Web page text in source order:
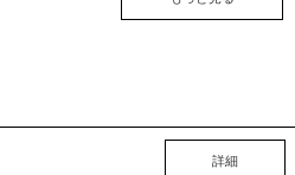
詳細